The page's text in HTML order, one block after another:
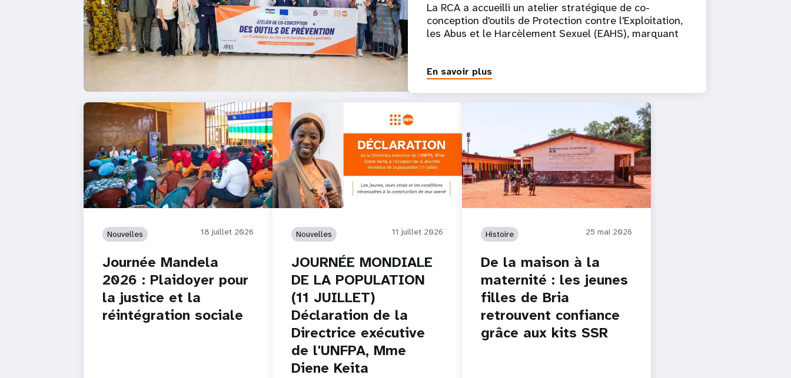
La RCA a accueilli un atelier stratégique de co-
conception d'outils de Protection contre l'Exploitation,
les Abus et le Harcèlement Sexuel (EAHS), marquant
En savoir plus
Nouvelles 18 juillet 2026
Journée Mandela
2026 : Plaidoyer pour
la justice et la
réintégration sociale
Nouvelles 11 juillet 2026
JOURNÉE MONDIALE
DE LA POPULATION
(11 JUILLET)
Déclaration de la
Directrice exécutive
de l'UNFPA, Mme
Diene Keita
Histoire 25 mai 2026
De la maison à la
maternité : les jeunes
filles de Bria
retrouvent confiance
grâce aux kits SSR